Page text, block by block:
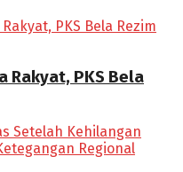
Rakyat, PKS Bela